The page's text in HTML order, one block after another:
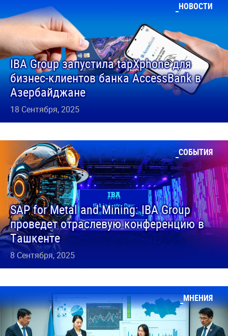
НОВОСТИ
IBA Group запустила tapXphone для
бизнес-клиентов банка AccessBank в
Азербайджане
18 Сентября, 2025
СОБЫТИЯ
SAP for Metal and Mining: IBA Group
проведет отраслевую конференцию в
Ташкенте
8 Сентября, 2025
МНЕНИЯ